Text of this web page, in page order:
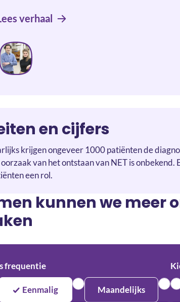
verhaal
en cijfers
krijgen ongeveer 1000 patiënten de
van het ontstaan van NET is
een rol.
kunnen we meer
frequentie
Eenmalig Maandelijks